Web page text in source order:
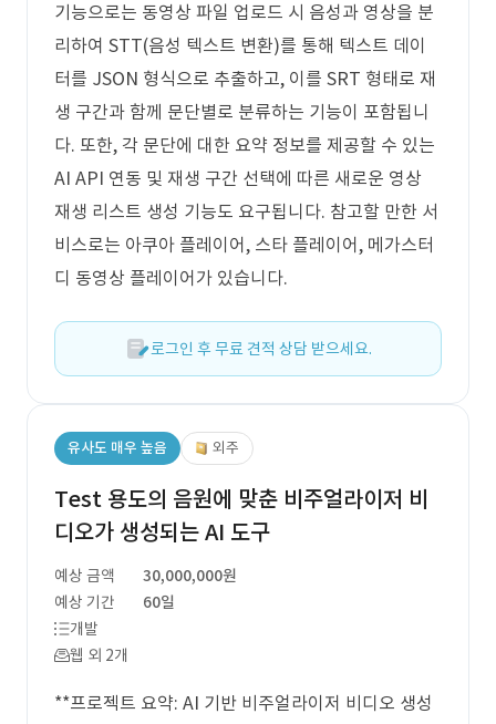
기능으로는 동영상 파일 업로드 시 음성과 영상을 분
리하여 STT(음성 텍스트 변환)를 통해 텍스트 데이
터를 JSON 형식으로 추출하고, 이를 SRT 형태로 재
생 구간과 함께 문단별로 분류하는 기능이 포함됩니
다. 또한, 각 문단에 대한 요약 정보를 제공할 수 있는
AI API 연동 및 재생 구간 선택에 따른 새로운 영상
재생 리스트 생성 기능도 요구됩니다. 참고할 만한 서
비스로는 아쿠아 플레이어, 스타 플레이어, 메가스터
디 동영상 플레이어가 있습니다.
로그인 후 무료 견적 상담 받으세요.
유사도 매우 높음 외주
Test 용도의 음원에 맞춘 비주얼라이저 비
디오가 생성되는 AI 도구
예상 금액
30,000,000원
예상 기간
60일
개발
웹 외 2개
**프로젝트 요약: AI 기반 비주얼라이저 비디오 생성